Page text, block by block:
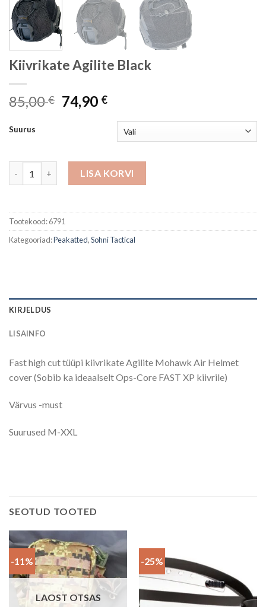
Kiivrikate Agilite Black
85,00€ Algne
hind
74,90 €Current
74,90 €.
Suurus
LISA KORVI
Tootekood:6791
Kategooriad:Peakatted,Sohni Tactical
KIRJELDUS
LISAINFO
Fast high cut tüüpi kiivrikate Agilite Mohawk Air Helmet
cover (Sobib ka ideaalselt Ops-Core FAST XP kiivrile)
Värvus -must
Suurused M-XXL
SEOTUD TOOTED
-11%
LAOST OTSAS
-25%